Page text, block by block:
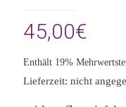
45,00€
Enthält 19%
Lieferzeit: nicht